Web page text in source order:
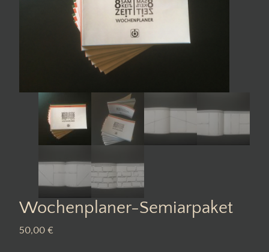
Wochenplaner-Semiarpaket
50,00 €